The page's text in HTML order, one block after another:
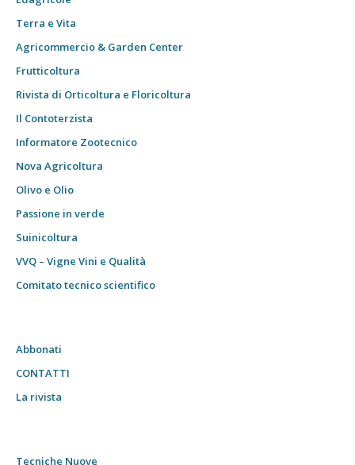
Terra e Vita
Agricommercio & Garden Center
Frutticoltura
Rivista di Orticoltura e Floricoltura
Il Contoterzista
Informatore Zootecnico
Nova Agricoltura
Olivo e Olio
Passione in verde
Suinicoltura
VVQ – Vigne Vini e Qualità
Comitato tecnico scientifico
Abbonati
CONTATTI
La rivista
Tecniche Nuove